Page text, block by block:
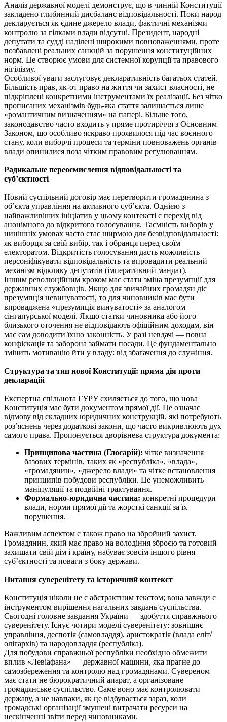
Аналіз державної моделі демонструє, що в чинній Конституції
закладено глибинний дисбаланс відповідальності. Поки народ
декларується як єдине джерело влади, фактичні механізми
контролю за гілками влади відсутні. Президент, народні
депутати та судді наділені широкими повноваженнями, проте
позбавлені реальних санкцій за порушення конституційних
норм. Це створює умови для системної корупції та правового
нігілізму.
Особливої уваги заслуговує декларативність багатьох статей.
Більшість прав, як-от право на життя чи захист власності, не
підкріплені конкретними інструментами їх реалізації. Без чітко
прописаних механізмів будь-яка стаття залишається лише
«романтичним визначенням» на папері. Більше того,
законодавство часто входить у пряме протиріччя з Основним
Законом, що особливо яскраво проявилося під час воєнного
стану, коли виборчі процеси та терміни повноважень органів
влади опинилися поза чітким правовим регулюванням.
Радикальне переосмислення відповідальності та
суб’єктності
Новий суспільний договір має перетворити громадянина з
об’єкта управління на активного суб’єкта. Однією з
найважливіших ініціатив у цьому контексті є перехід від
анонімного до відкритого голосування. Таємність виборів у
нинішніх умовах часто стає ширмою для безвідповідальності:
як виборця за свій вибір, так і обранця перед своїм
електоратом. Відкритість голосування дасть можливість
персоніфікувати відповідальність та впровадити реальний
механізм відклику депутатів (імперативний мандат).
Іншим революційним кроком має стати зміна презумпції для
державних службовців. Якщо для звичайних громадян діє
презумпція невинуватості, то для чиновників має бути
впроваджена «презумпція винуватості» за аналогом
сінгапурської моделі. Якщо статки чиновника або його
близького оточення не відповідають офіційним доходам, він
має сам доводити їхню законність. У разі невдачі — повна
конфіскація та заборона займати посади. Це фундаментально
змінить мотивацію йти у владу: від збагачення до служіння.
Структура та тип нової Конституції: пряма дія проти
декларацій
Експертна спільнота ГУРУ схиляється до того, що нова
Конституція має бути документом прямої дії. Це означає
відмову від складних юридичних конструкцій, які потребують
роз’яснень через додаткові закони, що часто викривлюють дух
самого права. Пропонується дворівнева структура документа:
Принципова частина (Глосарій): чітке визначення
базових термінів, таких як «республіка», «влада»,
«громадянин», «джерело влади» та чітке встановлення
принципів побудови республіки. Це унеможливить
маніпуляції та подвійні трактування.
Формально-юридична частина: конкретні процедури
влади, норми прямої дії та жорсткі санкції за їх
порушення.
Важливим аспектом є також право на збройний захист.
Громадянин, який має право на володіння зброєю та готовий
захищати свій дім і країну, набуває зовсім іншого рівня
суб’єктності та поваги з боку держави.
Питання суверенітету та історичний контекст
Конституція ніколи не є абстрактним текстом; вона завжди є
інструментом вирішення нагальних завдань суспільства.
Сьогодні головне завдання України — здобуття справжнього
суверенітету. Існує чотири моделі суверенітету: зовнішнє
управління, деспотія (самовладдя), аристократія (влада еліт/
олігархів) та народовладдя (республіка).
Для побудови справжньої республіки необхідно обмежити
вплив «Левіафана» — державної машини, яка прагне до
самозбереження та контролю над громадянами. Сувереном
має стати не бюрократичний апарат, а організоване
громадянське суспільство. Саме воно має контролювати
державу, а не навпаки, як це відбувається зараз, коли
громадські організації змушені витрачати ресурси на
нескінченні звіти перед чиновниками.